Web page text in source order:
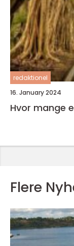
redaktionel
16. January 2024
Hvor mange
Flere